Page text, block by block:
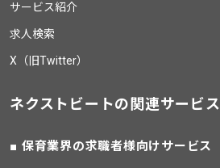
サービス紹介
求人検索
X（旧Twitter）
ネクストビートの関連サービス
保育業界の求職者様向けサービス